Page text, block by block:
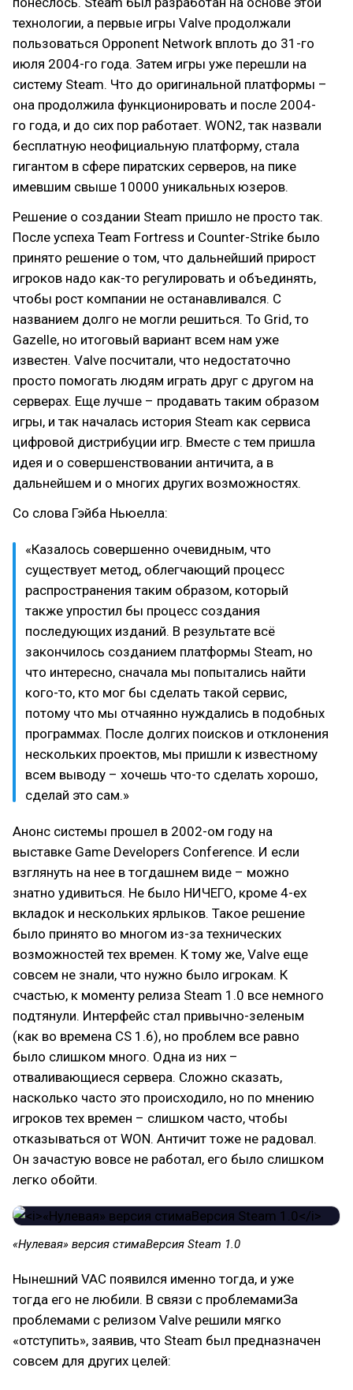
технологии, а первые игры Valve продолжали
пользоваться Opponent Network вплоть до 31-го
июля 2004-го года. Затем игры уже перешли на
систему Steam. Что до оригинальной платформы –
она продолжила функционировать и после 2004-
го года, и до сих пор работает. WON2, так назвали
бесплатную неофициальную платформу, стала
гигантом в сфере пиратских серверов, на пике
имевшим свыше 10000 уникальных юзеров.
Решение о создании Steam пришло не просто так.
После успеха Team Fortress и Counter-Strike было
принято решение о том, что дальнейший прирост
игроков надо как-то регулировать и объединять,
чтобы рост компании не останавливался. С
названием долго не могли решиться. То Grid, то
Gazelle, но итоговый вариант всем нам уже
известен. Valve посчитали, что недостаточно
просто помогать людям играть друг с другом на
серверах. Еще лучше – продавать таким образом
игры, и так началась история Steam как сервиса
цифровой дистрибуции игр. Вместе с тем пришла
идея и о совершенствовании античита, а в
дальнейшем и о многих других возможностях.
Со слова Гэйба Ньюелла:
«Казалось совершенно очевидным, что
существует метод, облегчающий процесс
распространения таким образом, который
также упростил бы процесс создания
последующих изданий. В результате всё
закончилось созданием платформы Steam, но
что интересно, сначала мы попытались найти
кого-то, кто мог бы сделать такой сервис,
потому что мы отчаянно нуждались в подобных
программах. После долгих поисков и отклонения
нескольких проектов, мы пришли к известному
всем выводу – хочешь что-то сделать хорошо,
сделай это сам.»
Анонс системы прошел в 2002-ом году на
выставке Game Developers Conference. И если
взглянуть на нее в тогдашнем виде – можно
знатно удивиться. Не было НИЧЕГО, кроме 4-ех
вкладок и нескольких ярлыков. Такое решение
было принято во многом из-за технических
возможностей тех времен. К тому же, Valve еще
совсем не знали, что нужно было игрокам. К
счастью, к моменту релиза Steam 1.0 все немного
подтянули. Интерфейс стал привычно-зеленым
(как во времена CS 1.6), но проблем все равно
было слишком много. Одна из них –
отваливающиеся сервера. Сложно сказать,
насколько часто это происходило, но по мнению
игроков тех времен – слишком часто, чтобы
отказываться от WON. Античит тоже не радовал.
Он зачастую вовсе не работал, его было слишком
легко обойти.
«Нулевая» версия стимаВерсия Steam 1.0
Нынешний VAC появился именно тогда, и уже
тогда его не любили. В связи с проблемамиЗа
проблемами с релизом Valve решили мягко
«отступить», заявив, что Steam был предназначен
совсем для других целей: